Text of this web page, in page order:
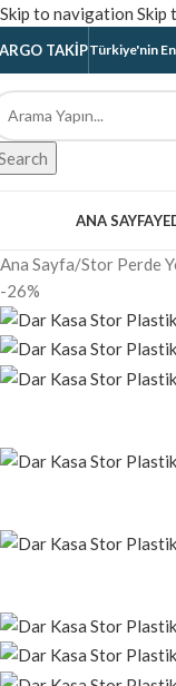
Skip to navigation Skip
TAKIPTürkiye'nin
ANA SAYFA
Ana Sayfa/Stor Perde
-26%